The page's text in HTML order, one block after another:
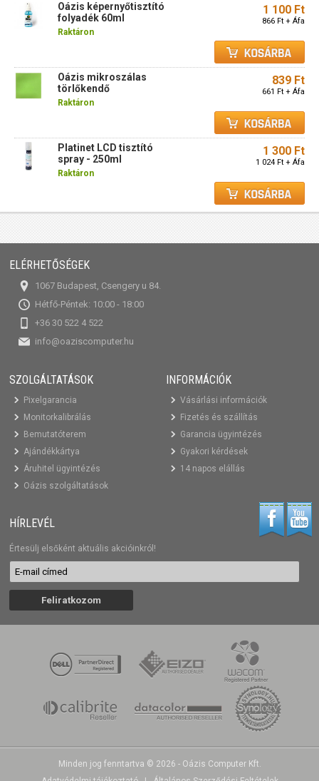
Oázis képernyőtisztító
folyadék 60ml
Raktáron
1 100 Ft
866 Ft + Áfa
Oázis mikroszálas
törlőkendő
Raktáron
839 Ft
661 Ft + Áfa
Platinet LCD tisztító
spray - 250ml
Raktáron
1 300 Ft
1 024 Ft + Áfa
ELÉRHETŐSÉGEK
1067 Budapest, Csengery u 84.
Hétfő-Péntek: 10:00 - 18:00
+36 30 522 4 522
info@oaziscomputer.hu
SZOLGÁLTATÁSOK
Pixelgarancia
Monitorkalibrálás
Bemutatóterem
Ajándékkártya
Áruhitel ügyintézés
Oázis szolgáltatások
INFORMÁCIÓK
Vásárlási információk
Fizetés és szállítás
Garancia ügyintézés
Gyakori kérdések
14 napos elállás
HÍRLEVÉL
Értesülj elsőként aktuális akcióinkról!
Minden jog fenntartva © 2026 - Oázis Computer Kft.